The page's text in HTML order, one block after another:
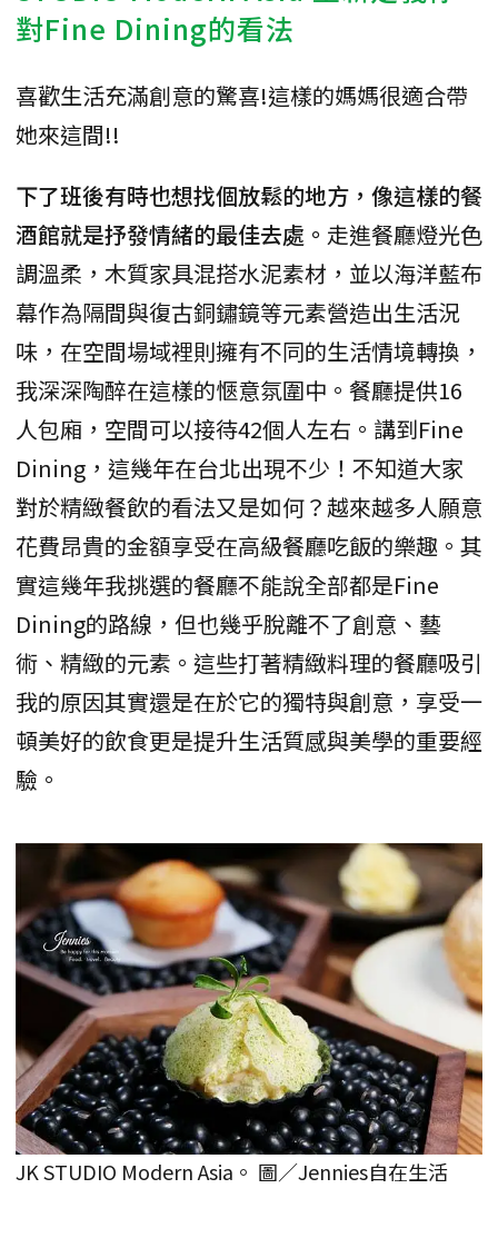
對Fine Dining的看法
喜歡生活充滿創意的驚喜!這樣的媽媽很適合帶
她來這間!!
下了班後有時也想找個放鬆的地方，像這樣的餐
酒館就是抒發情緒的最佳去處。 走進餐廳燈光色
調溫柔，木質家具混搭水泥素材，並以海洋藍布
幕作為隔間與復古銅鏽鏡等元素營造出生活況
味，在空間場域裡則擁有不同的生活情境轉換，
我深深陶醉在這樣的愜意氛圍中。餐廳提供16
人包廂，空間可以接待42個人左右。講到Fine
Dining，這幾年在台北出現不少！不知道大家
對於精緻餐飲的看法又是如何？越來越多人願意
花費昂貴的金額享受在高級餐廳吃飯的樂趣。其
實這幾年我挑選的餐廳不能說全部都是Fine
Dining的路線，但也幾乎脫離不了創意、藝
術、精緻的元素。這些打著精緻料理的餐廳吸引
我的原因其實還是在於它的獨特與創意，享受一
頓美好的飲食更是提升生活質感與美學的重要經
驗。
JK STUDIO Modern Asia。 圖／Jennies自在生活